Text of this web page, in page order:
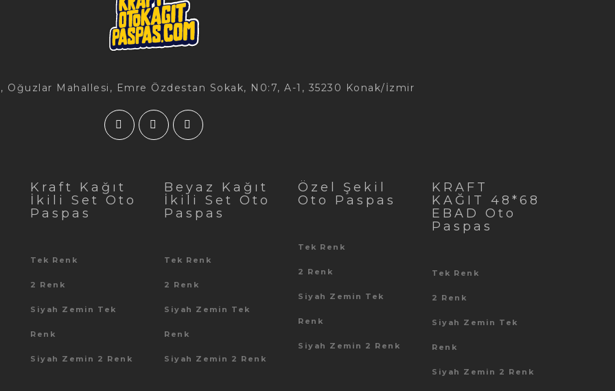
Oğuzlar Mahallesi, Emre Özdestan Sokak, N0:7, A-1, 35230 Konak/İzmir
Kraft Kağıt
İkili Set Oto
Paspas
Tek Renk
2 Renk
Siyah Zemin Tek
Renk
Siyah Zemin 2 Renk
Beyaz Kağıt
İkili Set Oto
Paspas
Tek Renk
2 Renk
Siyah Zemin Tek
Renk
Siyah Zemin 2 Renk
Özel Şekil
Oto Paspas
Tek Renk
2 Renk
Siyah Zemin Tek
Renk
Siyah Zemin 2 Renk
KRAFT
KAĞIT 48*68
EBAD Oto
Paspas
Tek Renk
2 Renk
Siyah Zemin Tek
Renk
Siyah Zemin 2 Renk